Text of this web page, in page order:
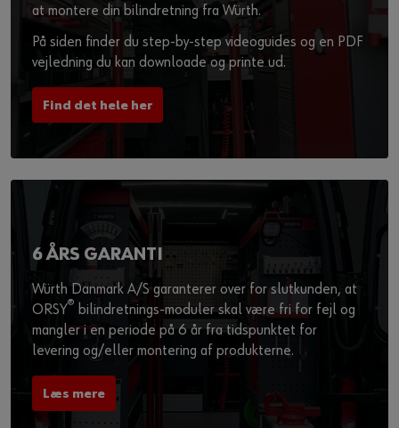
at montere din bilindretning fra Würth.
På siden finder du step-by-step videoguides og en PDF
vejledning du kan downloade og printe ud.
Find det hele her
6 ÅRS GARANTI
Würth Danmark A/S garanterer over for slutkunden, at
ORSY® bilindretnings-moduler skal være fri for fejl og
mangler i en periode på 6 år fra tidspunktet for
levering og/eller montering af produkterne.
Læs mere